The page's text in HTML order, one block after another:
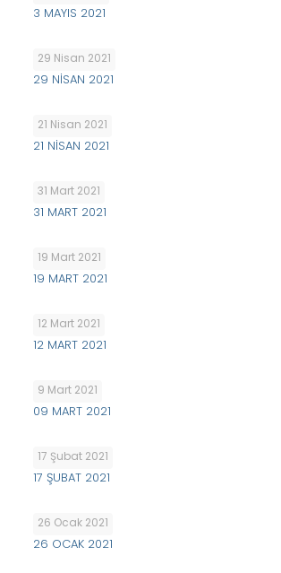
3 MAYIS 2021
29 Nisan 2021
29 NİSAN 2021
21 Nisan 2021
21 NİSAN 2021
31 Mart 2021
31 MART 2021
19 Mart 2021
19 MART 2021
12 Mart 2021
12 MART 2021
9 Mart 2021
09 MART 2021
17 Şubat 2021
17 ŞUBAT 2021
26 Ocak 2021
26 OCAK 2021